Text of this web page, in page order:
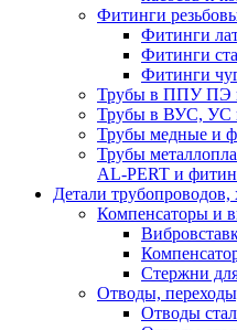
Фитинги
Фитинги
Фитинги
Фитинги
Трубы в ППУ ПЭ
Трубы в ВУС, УС
Трубы медные и
Трубы
AL-PERT и
Детали
Компенсаторы и
Стержни
Отводы,
Отводы